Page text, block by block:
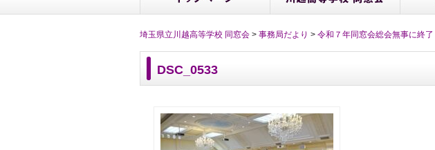
埼玉県立川越高等学校 同窓会 > 事務局だより > 令和７年同窓会総会無事に終了
DSC_0533